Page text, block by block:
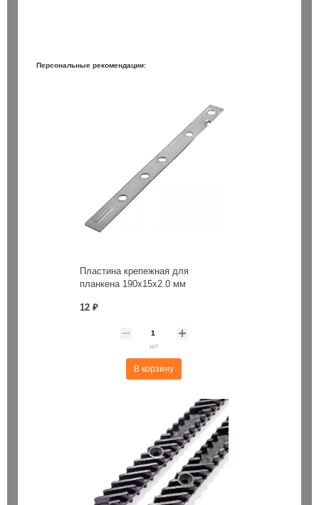
Персональные рекомендации:
Пластина крепежная для
планкена 190х15х2.0 мм
12 ₽
шт
В корзину